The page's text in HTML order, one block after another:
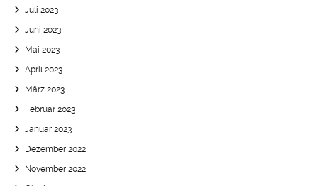
Juli 2023
Juni 2023
Mai 2023
April 2023
März 2023
Februar 2023
Januar 2023
Dezember 2022
November 2022